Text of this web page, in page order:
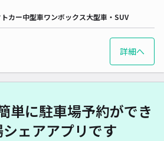
カー中型車ワンボックス大型車・SUV
詳細へ
単に駐車場予約ができ
ェアアプリです